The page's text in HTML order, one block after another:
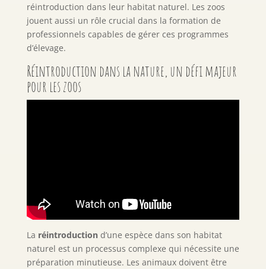
réintroduction dans leur habitat naturel. Les zoos
jouent aussi un rôle crucial dans la formation de
professionnels capables de gérer ces programmes
d’élevage.
Réintroduction dans la nature, un défi majeur
pour les zoos
La réintroduction d’une espèce dans son habitat
naturel est un processus complexe qui nécessite une
préparation minutieuse. Les animaux doivent être